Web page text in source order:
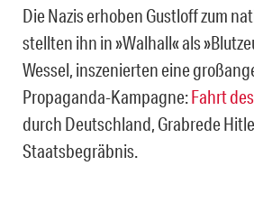
Die Nazis erhoben Gustloff zum
stellten ihn in »Walhall« als
Wessel, inszenierten eine
Propaganda-Kampagne:Fahrt
durch Deutschland, Grabrede
Staatsbegräbnis.